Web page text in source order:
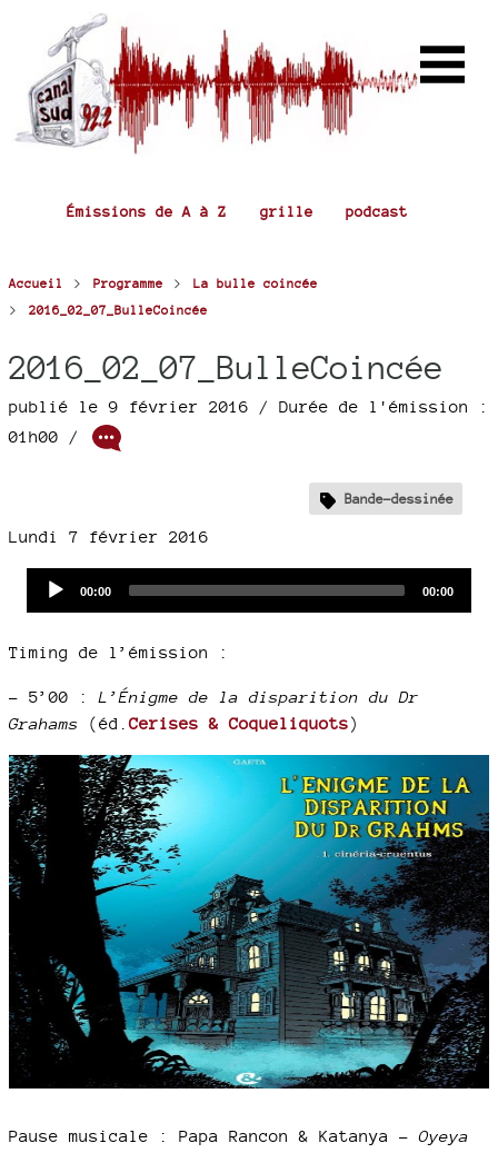
Émissions de A à Z grille podcast
Accueil > Programme > La bulle coincée
> 2016_02_07_BulleCoincée
2016_02_07_BulleCoincée
publié le 9 février 2016 / Durée de l'émission :
01h00 /
Bande-dessinée
Lundi 7 février 2016
Current
00:00
Total
00:00
Timing de l’émission :
– 5’00 : L’Énigme de la disparition du Dr
Grahams
(éd.Cerises & Coqueliquots)
Pause musicale : Papa Rancon & Katanya -Oyeya